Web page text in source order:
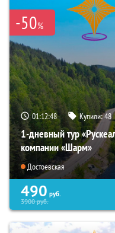
-50%
01:12:47 Купили:48
1-дневный тур
компании «Шарм»
Достоевская
490 руб.
3900руб.